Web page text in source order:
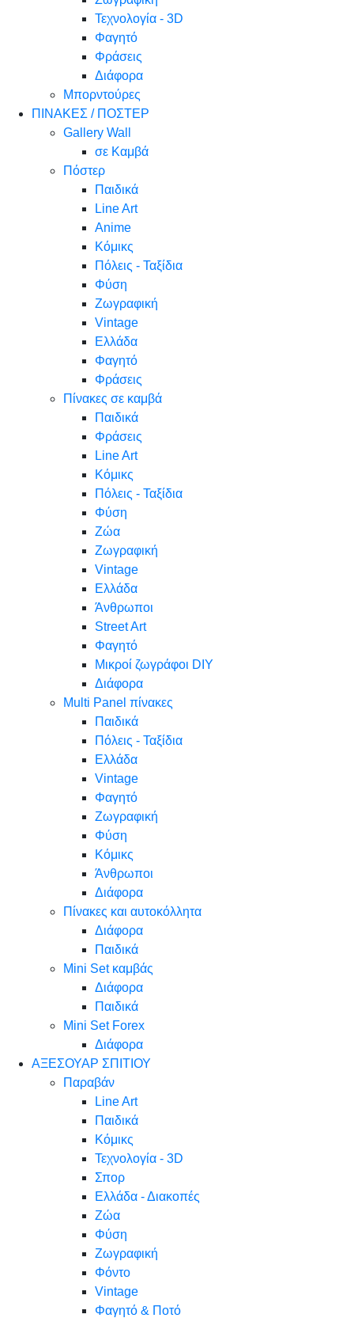
Τεχνολογία - 3D
Φαγητό
Φράσεις
Διάφορα
Μπορντούρες
ΠΙΝΑΚΕΣ / ΠΟΣΤΕΡ
Gallery Wall
σε Καμβά
Πόστερ
Παιδικά
Line Art
Anime
Κόμικς
Πόλεις - Ταξίδια
Φύση
Ζωγραφική
Vintage
Ελλάδα
Φαγητό
Φράσεις
Πίνακες σε καμβά
Παιδικά
Φράσεις
Line Art
Κόμικς
Πόλεις - Ταξίδια
Φύση
Ζώα
Ζωγραφική
Vintage
Ελλάδα
Άνθρωποι
Street Art
Φαγητό
Μικροί ζωγράφοι DIY
Διάφορα
Multi Panel πίνακες
Παιδικά
Πόλεις - Ταξίδια
Ελλάδα
Vintage
Φαγητό
Ζωγραφική
Φύση
Κόμικς
Άνθρωποι
Διάφορα
Πίνακες και αυτοκόλλητα
Διάφορα
Παιδικά
Mini Set καμβάς
Διάφορα
Παιδικά
Mini Set Forex
Διάφορα
ΑΞΕΣΟΥΑΡ ΣΠΙΤΙΟΥ
Παραβάν
Line Art
Παιδικά
Κόμικς
Τεχνολογία - 3D
Σπορ
Ελλάδα - Διακοπές
Ζώα
Φύση
Ζωγραφική
Φόντο
Vintage
Φαγητό & Ποτό